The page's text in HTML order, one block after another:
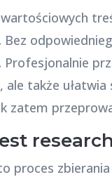
. Bez
Profesjonalnie
ale także
zatem
proces